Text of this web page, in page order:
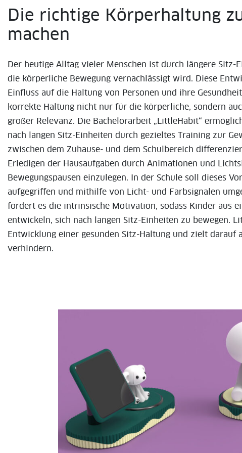
Die richtige Körperhaltung
machen
Der heutige Alltag vieler Menschen ist durch längere Sitz-
die körperliche Bewegung vernachlässigt wird. Diese
Einfluss auf die Haltung von Personen und ihre
korrekte Haltung nicht nur für die körperliche, sondern
großer Relevanz. Die Bachelorarbeit „LittleHabit“
nach langen Sitz-Einheiten durch gezieltes Training zur
zwischen dem Zuhause- und dem Schulbereich
Erledigen der Hausaufgaben durch Animationen und
Bewegungspausen einzulegen. In der Schule soll dieses
aufgegriffen und mithilfe von Licht- und Farbsignalen
fördert es die intrinsische Motivation, sodass Kinder aus
entwickeln, sich nach langen Sitz-Einheiten zu bewegen.
Entwicklung einer gesunden Sitz-Haltung und zielt darauf
verhindern.